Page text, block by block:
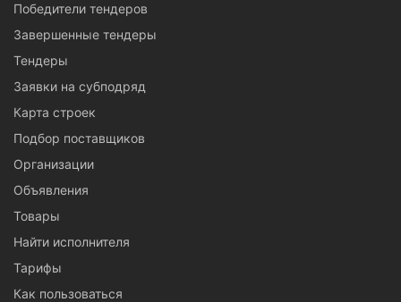
Победители тендеров
Завершенные тендеры
Тендеры
Заявки на субподряд
Карта строек
Подбор поставщиков
Организации
Объявления
Товары
Найти исполнителя
Тарифы
Как пользоваться